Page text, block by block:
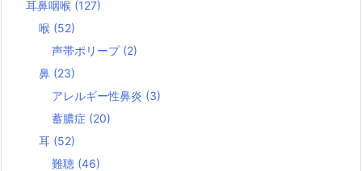
耳鼻咽喉 (127)
喉 (52)
声帯ポリープ (2)
鼻 (23)
アレルギー性鼻炎 (3)
蓄膿症 (20)
耳 (52)
難聴 (46)